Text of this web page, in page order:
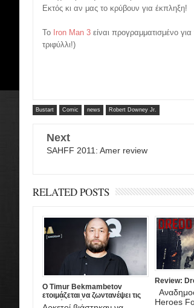
Εκτός κι αν μας το κρύβουν για έκπληξη!
Το Iron Man 3 είναι προγραμματισμένο
τριφύλλι!)
Bustart Comic news Robert Downey Jr.
Next
SAHFF 2011: Amer review
RELATED POSTS
Ο Timur Bekmambetov
ετοιμάζεται να ζωντανέψει τις
ιστορίες τρόμου του Stan Lee!
Review:
Heroes